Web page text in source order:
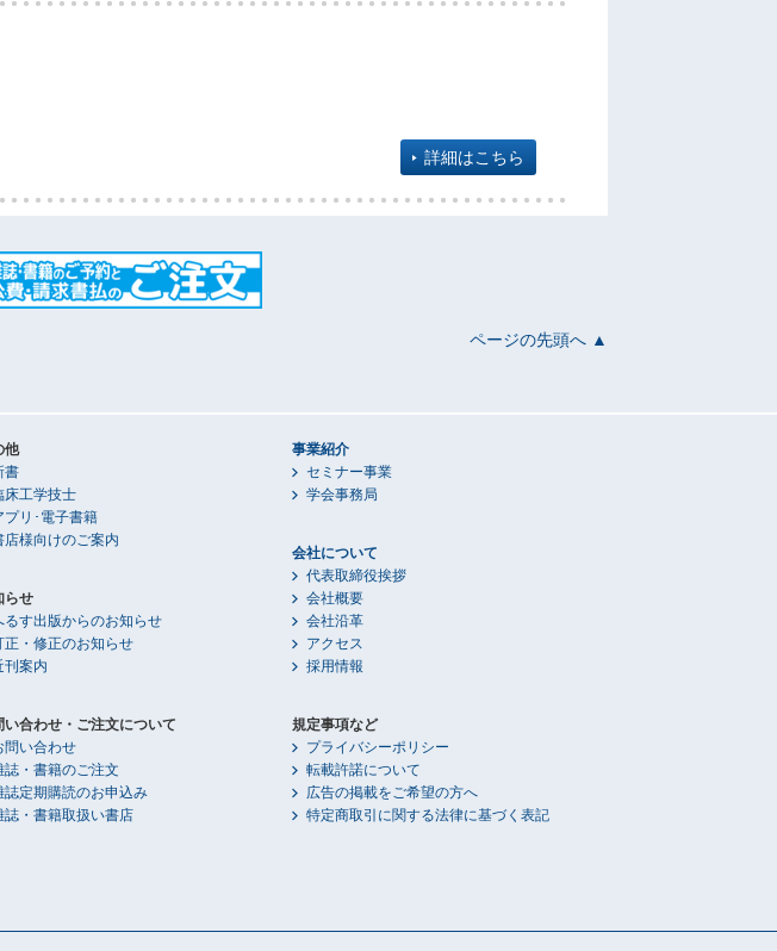
詳細はこちら
ページの先頭へ ▲
他
書
床工学技士
プリ･電子書籍
店様向けのご案内
らせ
るす出版からのお知らせ
正・修正のお知らせ
刊案内
い合わせ・ご注文について
問い合わせ
誌・書籍のご注文
誌定期購読のお申込み
誌・書籍取扱い書店
事業紹介
セミナー事業
学会事務局
会社について
代表取締役挨拶
会社概要
会社沿革
アクセス
採用情報
規定事項など
プライバシーポリシー
転載許諾について
広告の掲載をご希望の方へ
特定商取引に関する法律に基づく表記